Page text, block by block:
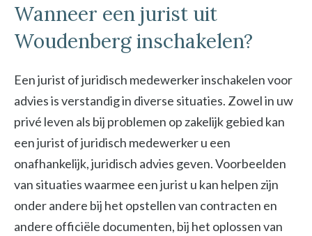
Wanneer een jurist uit
Woudenberg inschakelen?
Een jurist of juridisch medewerker inschakelen voor
advies is verstandig in diverse situaties. Zowel in uw
privé leven als bij problemen op zakelijk gebied kan
een jurist of juridisch medewerker u een
onafhankelijk, juridisch advies geven. Voorbeelden
van situaties waarmee een jurist u kan helpen zijn
onder andere bij het opstellen van contracten en
andere officiële documenten, bij het oplossen van